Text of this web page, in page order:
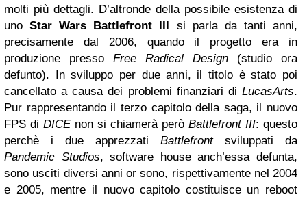
molti più dettagli. D’altronde della possibile esistenza di
unoStar Wars Battlefront III si parla da tanti anni,
precisamente dal 2006, quando il progetto era in
produzione presso Free Radical Design (studio ora
defunto). In sviluppo per due anni, il titolo è stato poi
cancellato a causa dei problemi finanziari di LucasArts.
Pur rappresentando il terzo capitolo della saga, il nuovo
FPS di DICEnon si chiamerà però Battlefront III: questo
perchè i due apprezzati Battlefrontsviluppati da
Pandemic Studios, software house anch’essa defunta,
sono usciti diversi anni or sono, rispettivamente nel 2004
e 2005, mentre il nuovo capitolo costituisce un reboot